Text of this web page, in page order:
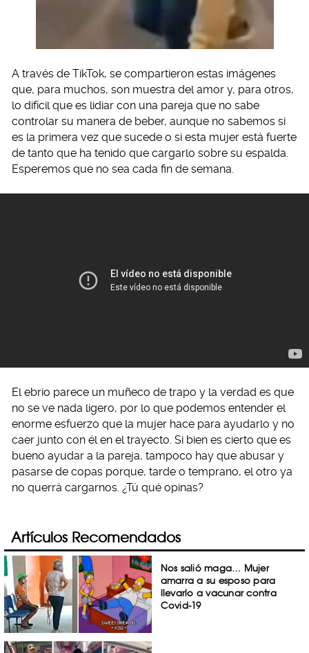
A través de TikTok, se compartieron estas imágenes
que, para muchos, son muestra del amor y, para otros,
lo difícil que es lidiar con una pareja que no sabe
controlar su manera de beber, aunque no sabemos si
es la primera vez que sucede o si esta mujer está fuerte
de tanto que ha tenido que cargarlo sobre su espalda.
Esperemos que no sea cada fin de semana.
El ebrio parece un muñeco de trapo y la verdad es que
no se ve nada ligero, por lo que podemos entender el
enorme esfuerzo que la mujer hace para ayudarlo y no
caer junto con él en el trayecto. Si bien es cierto que es
bueno ayudar a la pareja, tampoco hay que abusar y
pasarse de copas porque, tarde o temprano, el otro ya
no querrá cargarnos. ¿Tú qué opinas?
Artículos Recomendados
Nos salió maga… Mujer
amarra a su esposo para
llevarlo a vacunar contra
Covid-19